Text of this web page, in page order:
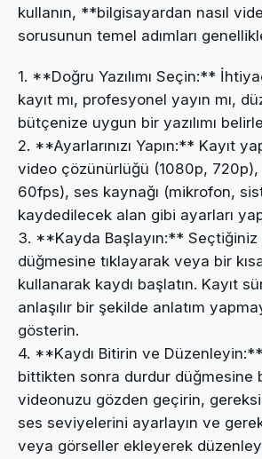
kullanın, **bilgisayardan nasıl
sorusunun temel adımları
1. **Doğru Yazılımı Seçin:**
kayıt mı, profesyonel yayın mı,
bütçenize uygun bir yazılımı
2. **Ayarlarınızı Yapın:** Kayıt
video çözünürlüğü (1080p, 720p),
60fps), ses kaynağı (mikrofon,
kaydedilecek alan gibi ayarları
3. **Kayda Başlayın:** Seçtiğiniz
düğmesine tıklayarak veya bir
kullanarak kaydı başlatın. Kayıt
anlaşılır bir şekilde anlatım
gösterin.
4. **Kaydı Bitirin ve
bittikten sonra durdur düğmesine
videonuzu gözden geçirin,
ses seviyelerini ayarlayın ve
veya görseller ekleyerek